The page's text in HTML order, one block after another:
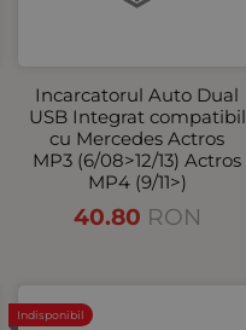
Incarcatorul Auto Dual
USB Integrat compatibil
cu Mercedes Actros
MP3 (6/08>12/13) Actros
MP4 (9/11>)
40.80 RON
Indisponibil